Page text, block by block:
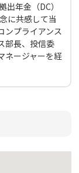
年金（DC）
に共感して当
ンプライアンス
部長、投信委
ネージャーを経